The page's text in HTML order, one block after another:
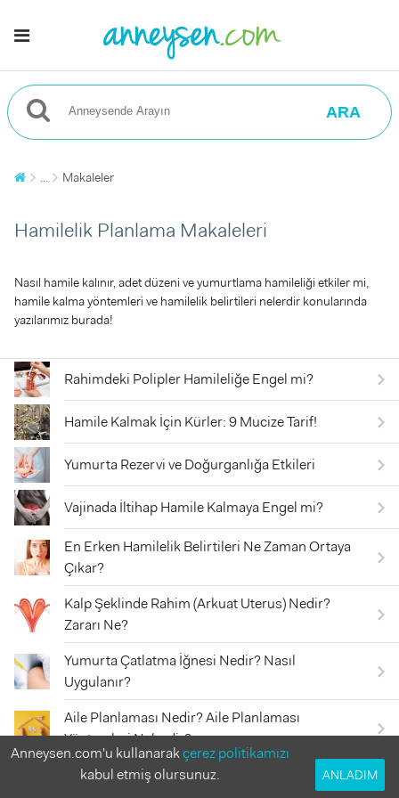
ARA
... Makaleler
Hamilelik Planlama Makaleleri
Nasıl hamile kalınır, adet düzeni ve yumurtlama hamileliği etkiler mi,
hamile kalma yöntemleri ve hamilelik belirtileri nelerdir konularında
yazılarımız burada!
Rahimdeki Polipler Hamileliğe Engel mi?
Hamile Kalmak İçin Kürler: 9 Mucize Tarif!
Yumurta Rezervi ve Doğurganlığa Etkileri
Vajinada İltihap Hamile Kalmaya Engel mi?
En Erken Hamilelik Belirtileri Ne Zaman Ortaya
Çıkar?
Kalp Şeklinde Rahim (Arkuat Uterus) Nedir?
Zararı Ne?
Yumurta Çatlatma İğnesi Nedir? Nasıl
Uygulanır?
Aile Planlaması Nedir? Aile Planlaması
Yöntemleri Nelerdir?
Enteresan Hamilelik Belirtileri Nelerdir?
Anneysen.com'u kullanarakçerez politikamızı
kabul etmiş olursunuz.
ANLADIM